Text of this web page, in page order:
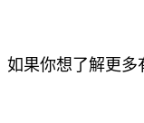
如果你想了解更多